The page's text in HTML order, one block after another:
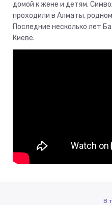
домой к жене и детям.
проходили в Алматы,
Последние несколько лет
Киеве.
В